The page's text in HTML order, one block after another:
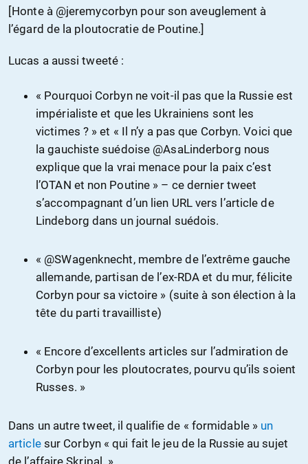
[Honte à @jeremycorbyn pour son aveuglement à
l’égard de la ploutocratie de Poutine.]
Lucas a aussi tweeté :
« Pourquoi Corbyn ne voit-il pas que la Russie est
impérialiste et que les Ukrainiens sont les
victimes ? » et « Il n’y a pas que Corbyn. Voici que
la gauchiste suédoise @AsaLinderborg nous
explique que la vrai menace pour la paix c’est
l’OTAN et non Poutine » – ce dernier tweet
s’accompagnant d’un lien URL vers l’article de
Lindeborg dans un journal suédois.
« @SWagenknecht, membre de l’extrême gauche
allemande, partisan de l’ex-RDA et du mur, félicite
Corbyn pour sa victoire » (suite à son élection à la
tête du parti travailliste)
« Encore d’excellents articles sur l’admiration de
Corbyn pour les ploutocrates, pourvu qu’ils soient
Russes. »
Dans un autre tweet, il qualifie de « formidable » un
articlesur Corbyn « qui fait le jeu de la Russie au sujet